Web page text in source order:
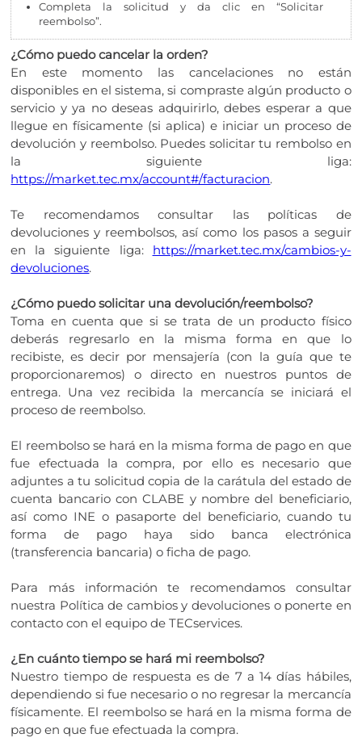
Completa la solicitud y da clic en “Solicitar
reembolso”.
¿Cómo puedo cancelar la orden?
En este momento las cancelaciones no están
disponibles en el sistema, si compraste algún producto o
servicio y ya no deseas adquirirlo, debes esperar a que
llegue en físicamente (si aplica) e iniciar un proceso de
devolución y reembolso. Puedes solicitar tu rembolso en
la siguiente liga:
https://market.tec.mx/account#/facturacion.
Te recomendamos consultar las políticas de
devoluciones y reembolsos, así como los pasos a seguir
en la siguiente liga: https://market.tec.mx/cambios-y-
devoluciones.
¿Cómo puedo solicitar una devolución/reembolso?
Toma en cuenta que si se trata de un producto físico
deberás regresarlo en la misma forma en que lo
recibiste, es decir por mensajería (con la guía que te
proporcionaremos) o directo en nuestros puntos de
entrega. Una vez recibida la mercancía se iniciará el
proceso de reembolso.
El reembolso se hará en la misma forma de pago en que
fue efectuada la compra, por ello es necesario que
adjuntes a tu solicitud copia de la carátula del estado de
cuenta bancario con CLABE y nombre del beneficiario,
así como INE o pasaporte del beneficiario, cuando tu
forma de pago haya sido banca electrónica
(transferencia bancaria) o ficha de pago.
Para más información te recomendamos consultar
nuestra Política de cambios y devoluciones o ponerte en
contacto con el equipo de TECservices.
¿En cuánto tiempo se hará mi reembolso?
Nuestro tiempo de respuesta es de 7 a 14 días hábiles,
dependiendo si fue necesario o no regresar la mercancía
físicamente. El reembolso se hará en la misma forma de
pago en que fue efectuada la compra.